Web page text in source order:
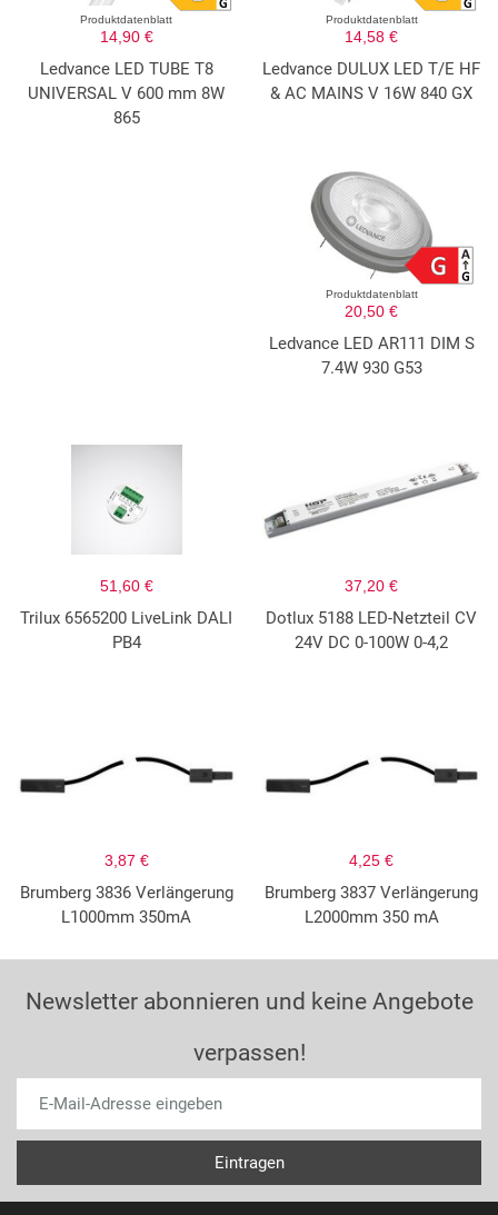
Produktdatenblatt
14,90 €
Ledvance LED TUBE T8
UNIVERSAL V 600 mm 8W
865
Produktdatenblatt
14,58 €
Ledvance DULUX LED T/E HF
& AC MAINS V 16W 840 GX
Produktdatenblatt
20,50 €
Ledvance LED AR111 DIM S
7.4W 930 G53
51,60 €
Trilux 6565200 LiveLink DALI
PB4
37,20 €
Dotlux 5188 LED-Netzteil CV
24V DC 0-100W 0-4,2
3,87 €
Brumberg 3836 Verlängerung
L1000mm 350mA
4,25 €
Brumberg 3837 Verlängerung
L2000mm 350 mA
Newsletter abonnieren und keine Angebote
verpassen!